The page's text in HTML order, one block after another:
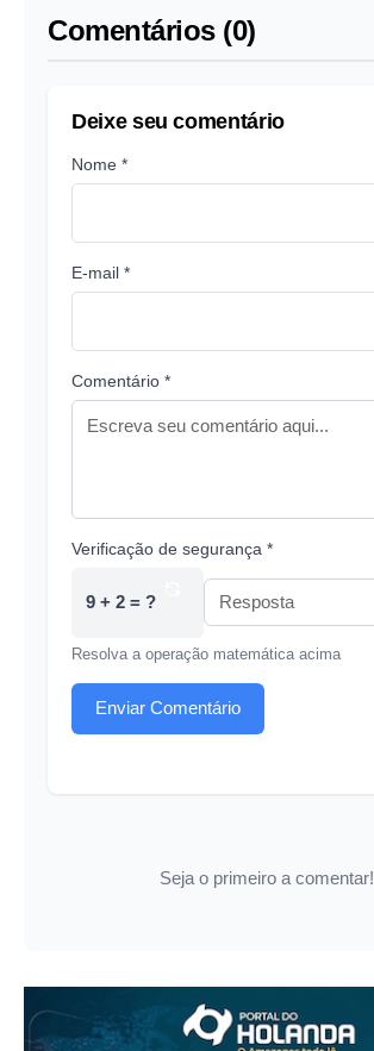
Comentários (0)
Deixe seu comentário
Nome *
E-mail *
Comentário *
Verificação de segurança *
9 + 2 = ?
Resolva a operação matemática acima
Enviar Comentário
Seja o primeiro a comentar!